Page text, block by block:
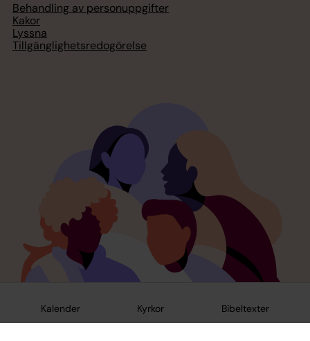
Kalender Kyrkor Bibeltexter
Behandling av personuppgifter
Kakor
Lyssna
Tillgänglighetsredogörelse